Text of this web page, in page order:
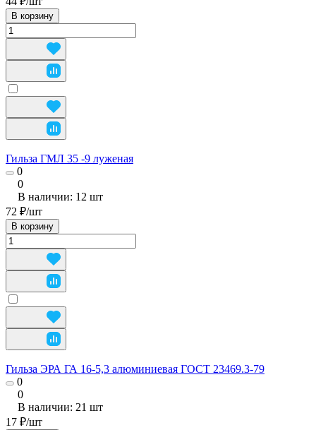
В корзину
Гильза ГМЛ 35 -9 луженая
0
0
В наличии: 12 шт
72 ₽/шт
В корзину
Гильза ЭРА ГА 16-5,3 алюминиевая ГОСТ 23469.3-79
0
0
В наличии: 21 шт
17 ₽/шт